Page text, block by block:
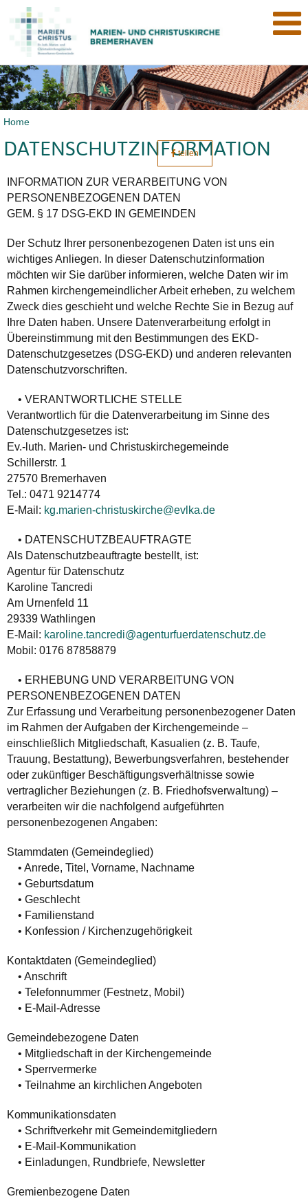
Home
DATENSCHUTZINFORMATION
teilen
INFORMATION ZUR VERARBEITUNG VON
PERSONENBEZOGENEN DATEN
GEM. § 17 DSG-EKD IN GEMEINDEN
Der Schutz Ihrer personenbezogenen Daten ist uns ein
wichtiges Anliegen. In dieser Datenschutzinformation
möchten wir Sie darüber informieren, welche Daten wir im
Rahmen kirchengemeindlicher Arbeit erheben, zu welchem
Zweck dies geschieht und welche Rechte Sie in Bezug auf
Ihre Daten haben. Unsere Datenverarbeitung erfolgt in
Übereinstimmung mit den Bestimmungen des EKD-
Datenschutzgesetzes (DSG-EKD) und anderen relevanten
Datenschutzvorschriften.
• VERANTWORTLICHE STELLE
Verantwortlich für die Datenverarbeitung im Sinne des
Datenschutzgesetzes ist:
Ev.-luth. Marien- und Christuskirchegemeinde
Schillerstr. 1
27570 Bremerhaven
Tel.: 0471 9214774
E-Mail: kg.marien-christuskirche@evlka.de
• DATENSCHUTZBEAUFTRAGTE
Als Datenschutzbeauftragte bestellt, ist:
Agentur für Datenschutz
Karoline Tancredi
Am Urnenfeld 11
29339 Wathlingen
E-Mail: karoline.tancredi@agenturfuerdatenschutz.de
Mobil: 0176 87858879
• ERHEBUNG UND VERARBEITUNG VON
PERSONENBEZOGENEN DATEN
Zur Erfassung und Verarbeitung personenbezogener Daten
im Rahmen der Aufgaben der Kirchengemeinde –
einschließlich Mitgliedschaft, Kasualien (z. B. Taufe,
Trauung, Bestattung), Bewerbungsverfahren, bestehender
oder zukünftiger Beschäftigungsverhältnisse sowie
vertraglicher Beziehungen (z. B. Friedhofsverwaltung) –
verarbeiten wir die nachfolgend aufgeführten
personenbezogenen Angaben:
Stammdaten (Gemeindeglied)
• Anrede, Titel, Vorname, Nachname
• Geburtsdatum
• Geschlecht
• Familienstand
• Konfession / Kirchenzugehörigkeit
Kontaktdaten (Gemeindeglied)
• Anschrift
• Telefonnummer (Festnetz, Mobil)
• E-Mail-Adresse
Gemeindebezogene Daten
• Mitgliedschaft in der Kirchengemeinde
• Sperrvermerke
• Teilnahme an kirchlichen Angeboten
Kommunikationsdaten
• Schriftverkehr mit Gemeindemitgliedern
• E-Mail-Kommunikation
• Einladungen, Rundbriefe, Newsletter
Gremienbezogene Daten